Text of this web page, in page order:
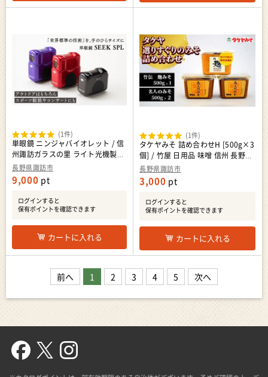
長野県諏訪市
単眼鏡 ニンジャバイオレット / 信
州諏訪ガラスの里 ライト光機製作
所 SUWAプレミアム 信州 長野県
諏訪市 諏訪 [11-24V]
(1件)
9,000 pt
ログインすると
保有ポイントを確認できます
カートに入れる
長野県諏訪市
タケヤみそ 詰め合わせH [500g×3
個] / 竹屋 日用品 味噌 信州 長野県
諏訪市 諏訪 [16-01]
(1件)
3,000 pt
ログインすると
保有ポイントを確認できます
カートに入れる
前へ 1 2 3 4 5 次へ